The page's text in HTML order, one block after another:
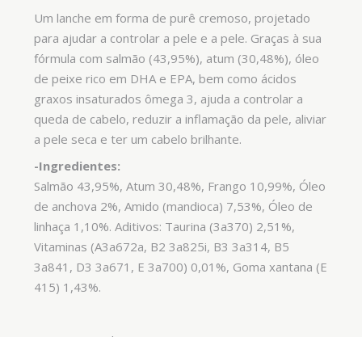
Um lanche em forma de purê cremoso, projetado
para ajudar a controlar a pele e a pele. Graças à sua
fórmula com salmão (43,95%), atum (30,48%), óleo
de peixe rico em DHA e EPA, bem como ácidos
graxos insaturados ômega 3, ajuda a controlar a
queda de cabelo, reduzir a inflamação da pele, aliviar
a pele seca e ter um cabelo brilhante.
-Ingredientes:
Salmão 43,95%, Atum 30,48%, Frango 10,99%, Óleo
de anchova 2%, Amido (mandioca) 7,53%, Óleo de
linhaça 1,10%. Aditivos: Taurina (3a370) 2,51%,
Vitaminas (A3a672a, B2 3a825i, B3 3a314, B5
3a841, D3 3a671, E 3a700) 0,01%, Goma xantana (E
415) 1,43%.